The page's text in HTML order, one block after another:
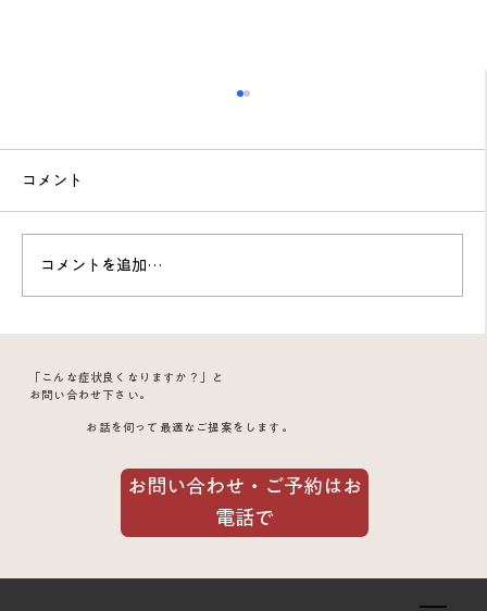
お問い合わせ・ご予約はお
電話で
「こんな症状良くなりますか？」と
お問い合わせ下さい。
お話を伺って最適なご提案をします。
で軽減した理由｜合谷・手三里の鍼通電
が効くメカニズム
コメント
コメントを追加…